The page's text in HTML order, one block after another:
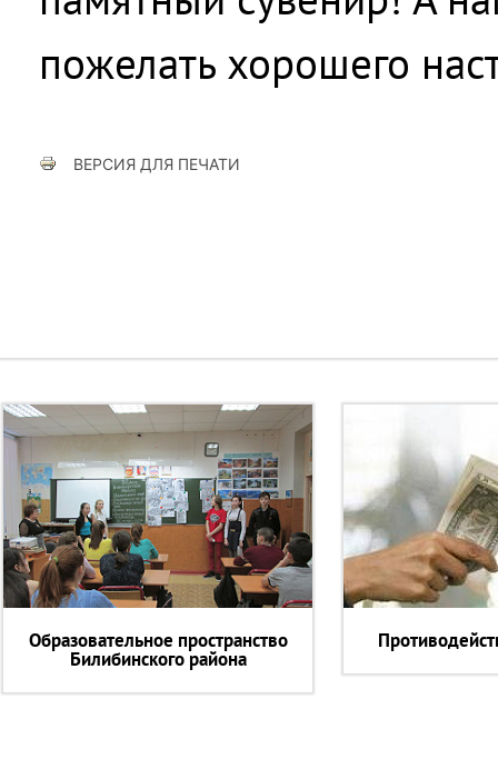
пожелать хорошего
ВЕРСИЯ ДЛЯ ПЕЧАТИ
Образовательное пространство
Билибинского района